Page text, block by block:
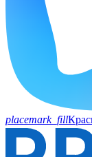
placemark_fill